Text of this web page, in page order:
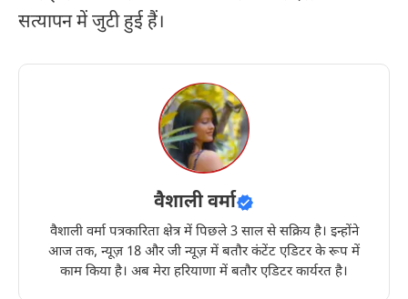
सत्यापन में जुटी हुई हैं।
वैशाली वर्मा
वैशाली वर्मा पत्रकारिता क्षेत्र में पिछले 3 साल से सक्रिय है। इन्होंने
आज तक, न्यूज़ 18 और जी न्यूज़ में बतौर कंटेंट एडिटर के रूप में
काम किया है। अब मेरा हरियाणा में बतौर एडिटर कार्यरत है।